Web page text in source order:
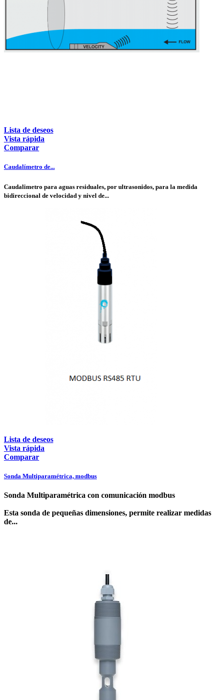
Lista de deseos
Vista rápida
Comparar
Caudalímetro de...
Caudalimetro para aguas residuales, por ultrasonidos, para la medida
bidireccional de velocidad y nivel de...
Lista de deseos
Vista rápida
Comparar
Sonda Multiparamétrica, modbus
Sonda Multiparamétrica con comunicación modbus
Esta sonda de pequeñas dimensiones, permite realizar medidas
de...